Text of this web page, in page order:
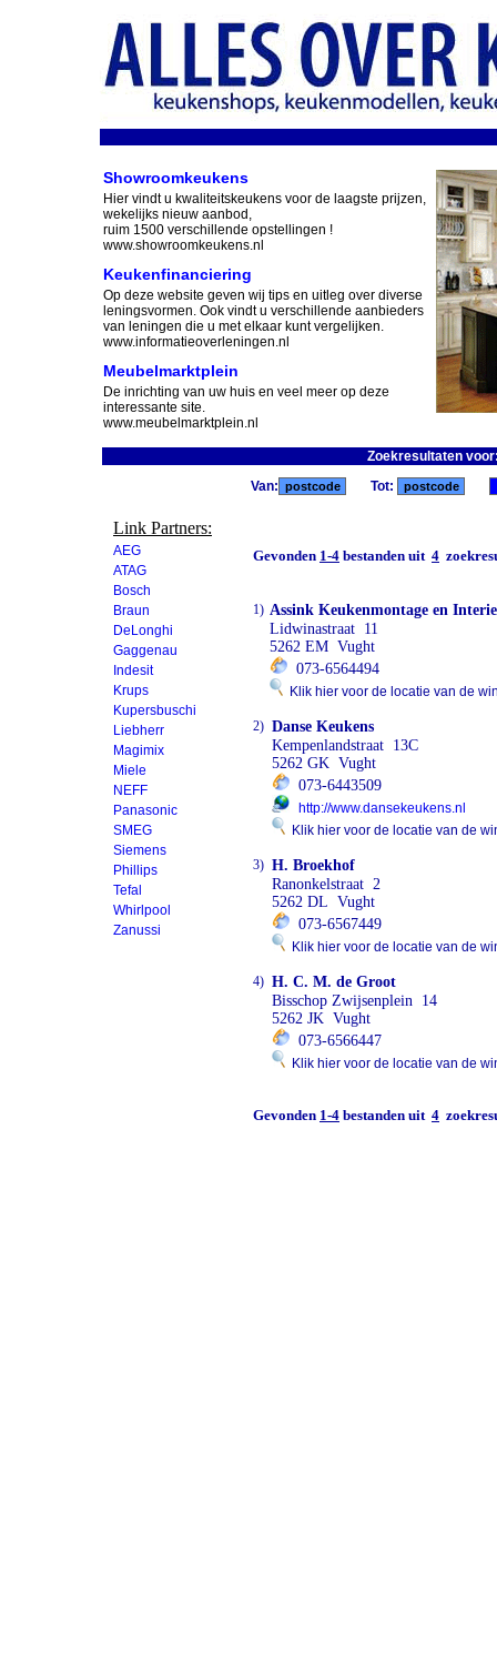
Showroomkeukens
Hier vindt u kwaliteitskeukens voor de laagste prijzen,
wekelijks nieuw aanbod,
ruim 1500 verschillende opstellingen !
www.showroomkeukens.nl
Keukenfinanciering
Op deze website geven wij tips en uitleg over diverse
leningsvormen. Ook vindt u verschillende aanbieders
van leningen die u met elkaar kunt vergelijken.
www.informatieoverleningen.nl
Meubelmarktplein
De inrichting van uw huis en veel meer op deze
interessante site.
www.meubelmarktplein.nl
Zoekresultaten
Link Partners:
AEG
ATAG
Bosch
Braun
DeLonghi
Gaggenau
Indesit
Krups
Kupersbuschi
Liebherr
Magimix
Miele
NEFF
Panasonic
SMEG
Siemens
Phillips
Tefal
Whirlpool
Zanussi
Van: Tot:
Gevonden 1-4 bestanden uit 4
1) Assink Keukenmontage en
Lidwinastraat 11
5262 EM Vught
073-6564494
Klik hier voor de locatie van de
2) Danse Keukens
Kempenlandstraat 13C
5262 GK Vught
073-6443509
http://www.dansekeukens.nl
Klik hier voor de locatie van de
3) H. Broekhof
Ranonkelstraat 2
5262 DL Vught
073-6567449
Klik hier voor de locatie van de
4) H. C. M. de Groot
Bisschop Zwijsenplein 14
5262 JK Vught
073-6566447
Klik hier voor de locatie van de
Gevonden 1-4 bestanden uit 4